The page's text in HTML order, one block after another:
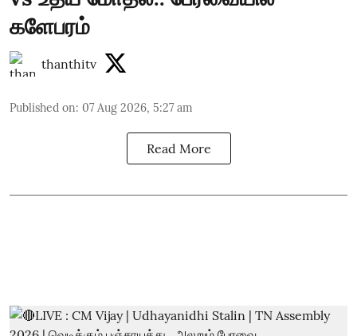
களேபரம்
thanthitv
Published on: 07 Aug 2026, 5:27 am
Read More